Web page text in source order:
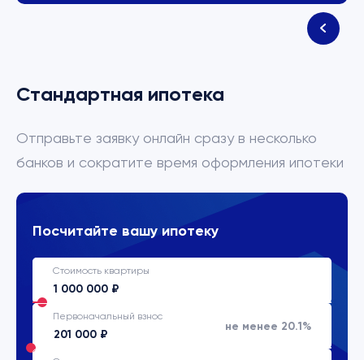
Стандартная ипотека
Отправьте заявку онлайн сразу в несколько
банков и сократите время оформления ипотеки
Посчитайте вашу ипотеку
Стоимость квартиры
Первоначальный взнос
не менее 20.1%